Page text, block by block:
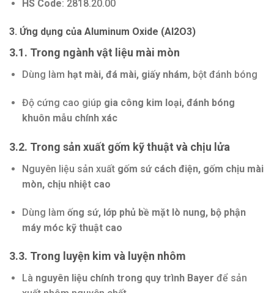
HS Code: 2818.20.00
3. Ứng dụng của Aluminum Oxide (Al2O3)
3.1. Trong ngành vật liệu mài mòn
Dùng làm hạt mài, đá mài, giấy nhám, bột đánh bóng
Độ cứng cao giúp gia công kim loại, đánh bóng
khuôn mẫu chính xác
3.2. Trong sản xuất gốm kỹ thuật và chịu lửa
Nguyên liệu sản xuất gốm sứ cách điện, gốm chịu mài
mòn, chịu nhiệt cao
Dùng làm ống sứ, lớp phủ bề mặt lò nung, bộ phận
máy móc kỹ thuật cao
3.3. Trong luyện kim và luyện nhôm
Là nguyên liệu chính trong quy trình Bayer để sản